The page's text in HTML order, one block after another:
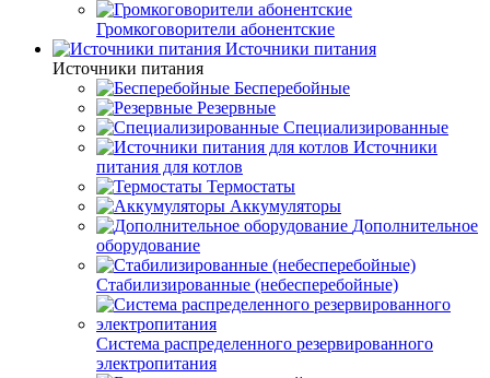
Громкоговорители абонентские
Источники питания
Источники питания
Бесперебойные
Резервные
Специализированные
Источники
питания для котлов
Термостаты
Аккумуляторы
Дополнительное
оборудование
Стабилизированные (небесперебойные)
Система распределенного резервированного
электропитания